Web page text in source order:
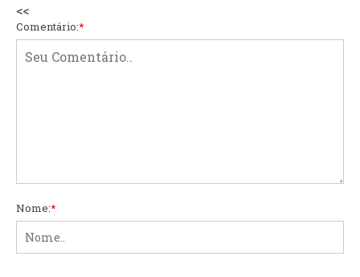
<<
Comentário:*
Nome:*